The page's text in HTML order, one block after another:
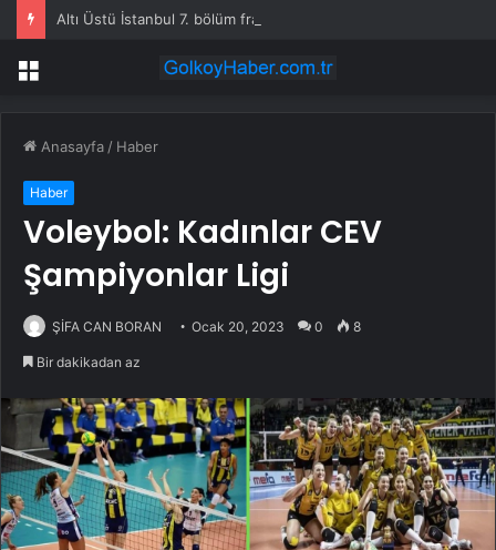
Altı Üstü İstanbul 7. bölüm fragmanı yayınlandı mı?
Menü
Anasayfa / Haber
Haber
Voleybol: Kadınlar CEV
Şampiyonlar Ligi
ŞİFA CAN BORAN Ocak 20, 2023 0 8
Bir dakikadan az